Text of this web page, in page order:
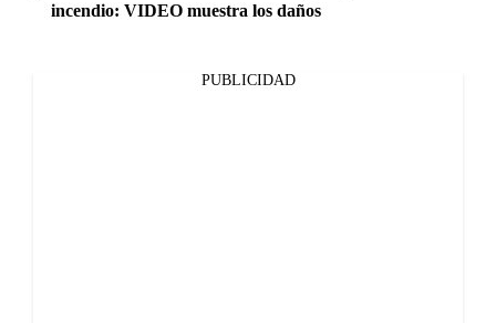
incendio: VIDEO muestra los daños
PUBLICIDAD